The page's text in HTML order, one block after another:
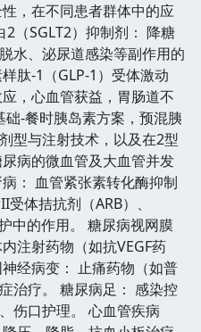
，在不同患者群体中的应
（SGLT2）抑制剂： 降糖
水、泌尿道感染等副作用的
肽-1（GLP-1）受体激动
，心血管获益，胃肠道不
-餐时胰岛素方案，预混胰
型与注射技术，以及在2型
病的微血管及大血管并发
： 血管紧张素转化酶抑制
体拮抗剂（ARB）、
中的作用。 糖尿病视网膜
注射药物（如抗VEGF药
经病变： 止痛药物（如普
治疗。 糖尿病足： 感染控
伤口护理。 心血管疾病